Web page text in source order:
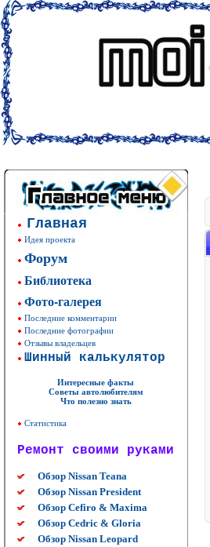
Главная
Идея проекта
Форум
Библиотека
Фото-галерея
Последние комментарии
Последние фотографии
Отзывы владельцев
Шинный калькулятор
Интересные факты
Советы автолюбителям
Что полезно знать
Статистика
Ремонт своими руками
Обзор Nissan Teana
Обзор Nissan President
Обзор Cefiro & Maxima
Обзор Cedric & Gloria
Обзор Nissan Leopard